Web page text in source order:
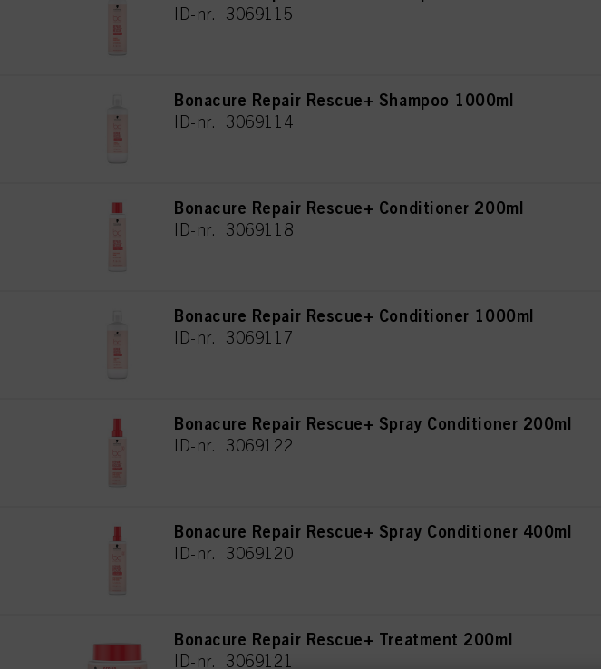
ID-nr. 3069115
Bonacure Repair Rescue+ Shampoo 1000ml
ID-nr. 3069114
Bonacure Repair Rescue+ Conditioner 200ml
ID-nr. 3069118
Bonacure Repair Rescue+ Conditioner 1000ml
ID-nr. 3069117
Bonacure Repair Rescue+ Spray Conditioner 200ml
ID-nr. 3069122
Bonacure Repair Rescue+ Spray Conditioner 400ml
ID-nr. 3069120
Bonacure Repair Rescue+ Treatment 200ml
ID-nr. 3069121